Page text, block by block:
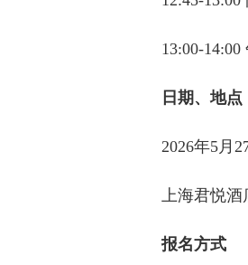
13:00-
日期、地点
2026年5月
上海君悦酒
报名方式